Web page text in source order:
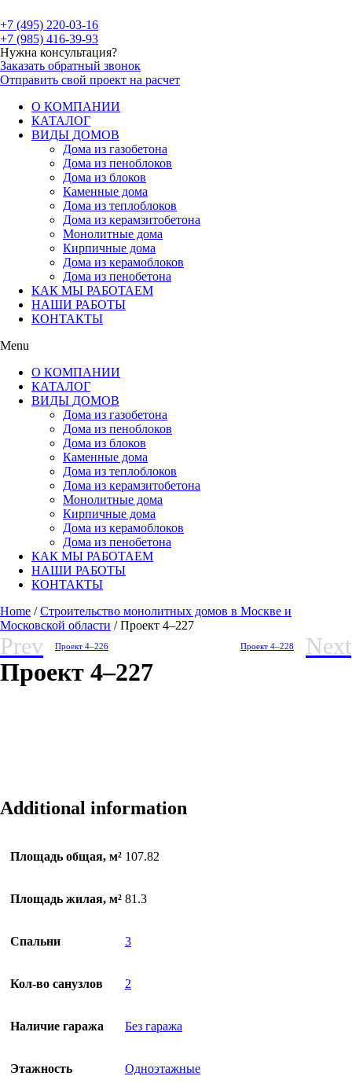
+7 (495) 220-03-16
+7 (985) 416-39-93
Нужна консультация?
Заказать обратный звонок
Отправить свой проект на расчет
О КОМПАНИИ
КАТАЛОГ
ВИДЫ ДОМОВ
Дома из газобетона
Дома из пеноблоков
Дома из блоков
Каменные дома
Дома из теплоблоков
Дома из керамзитобетона
Монолитные дома
Кирпичные дома
Дома из керамоблоков
Дома из пенобетона
КАК МЫ РАБОТАЕМ
НАШИ РАБОТЫ
КОНТАКТЫ
Menu
О КОМПАНИИ
КАТАЛОГ
ВИДЫ ДОМОВ
Дома из газобетона
Дома из пеноблоков
Дома из блоков
Каменные дома
Дома из теплоблоков
Дома из керамзитобетона
Монолитные дома
Кирпичные дома
Дома из керамоблоков
Дома из пенобетона
КАК МЫ РАБОТАЕМ
НАШИ РАБОТЫ
КОНТАКТЫ
Home /Строительство монолитных домов в Москве и
Московской области / Проект 4–227
Prev Проект 4–226 Проект 4–228 Next
Проект 4–227
Additional information
Площадь общая, м² 107.82
Площадь жилая, м² 81.3
Спальни 3
Кол-во санузлов 2
Наличие гаража Без гаража
Этажность Одноэтажные